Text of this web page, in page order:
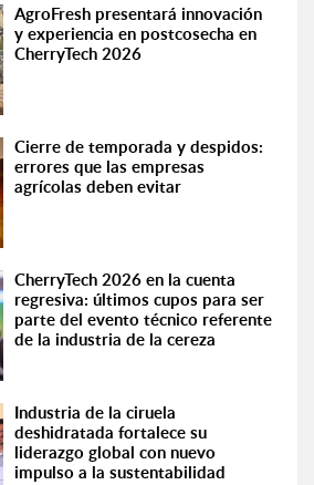
AgroFresh presentará innovación
y experiencia en postcosecha en
CherryTech 2026
Cierre de temporada y despidos:
errores que las empresas
agrícolas deben evitar
CherryTech 2026 en la cuenta
regresiva: últimos cupos para ser
parte del evento técnico referente
de la industria de la cereza
Industria de la ciruela
deshidratada fortalece su
liderazgo global con nuevo
impulso a la sustentabilidad